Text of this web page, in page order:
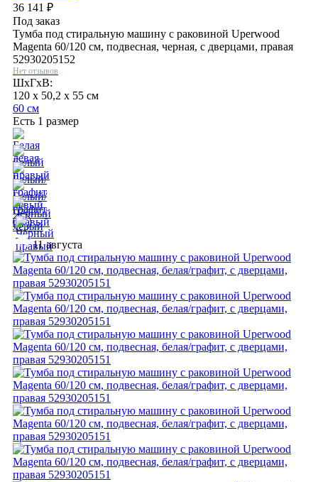
36 141 ₽
Под заказ
Тумба под стиральную машину с раковиной Uperwood
Magenta 60/120 см, подвесная, черная, с дверцами, правая
52930205152
Нет отзывов
ШхГхВ:
120 x 50,2 x 55 см
60 см
Есть 1 размер
11 августа